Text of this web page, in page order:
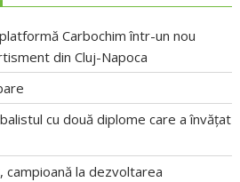
Carbochim într-un nou
din Cluj-Napoca
cu două diplome care a învățat
campioană la dezvoltarea